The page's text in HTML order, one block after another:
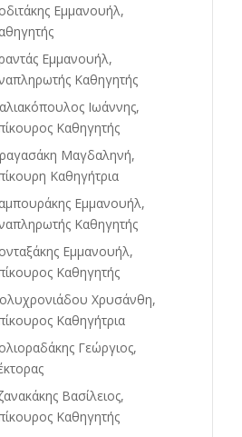
Εμμανουήλ,
Εμμανουήλ,
Καθηγητής
Ιωάννης,
Καθηγητής
Μαγδαληνή,
Καθηγήτρια
Εμμανουήλ,
Καθηγητής
Εμμανουήλ,
Καθηγητής
Χρυσάνθη,
Καθηγήτρια
Γεώργιος,
Βασίλειος,
Καθηγητής